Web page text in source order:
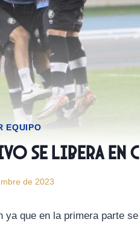
EQUIPO
se libera en
de 2023
que en la primera parte